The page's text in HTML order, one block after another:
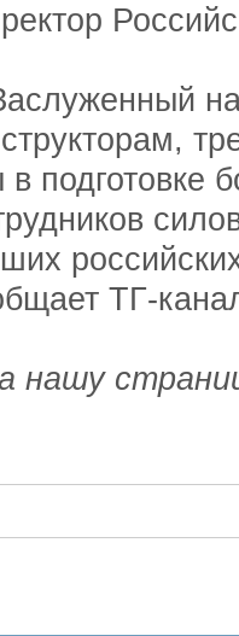
в подготовке
ТГ-
нашу